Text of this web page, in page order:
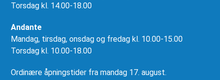
Torsdag kl. 14.00-18.00
Andante
Mandag, tirsdag, onsdag og fredag kl. 10.00-15.00
Torsdag kl. 10.00-18.00
Ordinære åpningstider fra mandag 17. august.